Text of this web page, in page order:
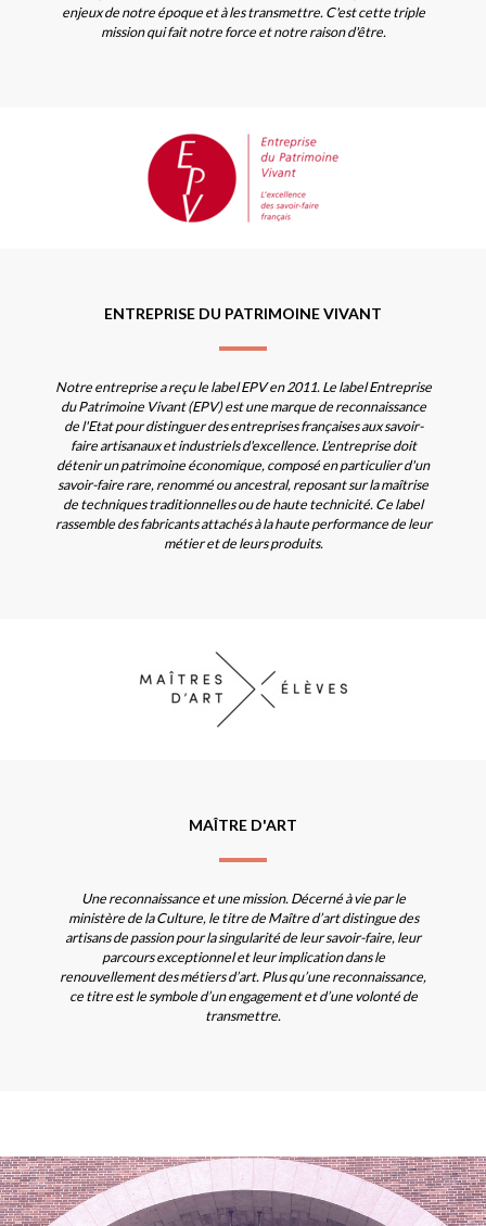
enjeux de notre époque et à les transmettre. C'est cette triple
mission qui fait notre force et notre raison d'être.
ENTREPRISE DU PATRIMOINE VIVANT
Notre entreprise a reçu le label EPV en 2011. Le label Entreprise
du Patrimoine Vivant (EPV) est une marque de reconnaissance
de l'Etat pour distinguer des entreprises françaises aux savoir-
faire artisanaux et industriels d'excellence. L'entreprise doit
détenir un patrimoine économique, composé en particulier d'un
savoir-faire rare, renommé ou ancestral, reposant sur la maîtrise
de techniques traditionnelles ou de haute technicité. Ce label
rassemble des fabricants attachés à la haute performance de leur
métier et de leurs produits.
MAÎTRE D'ART
Une reconnaissance et une mission. Décerné à vie par le
ministère de la Culture, le titre de Maître d’art distingue des
artisans de passion pour la singularité de leur savoir-faire, leur
parcours exceptionnel et leur implication dans le
renouvellement des métiers d’art. Plus qu’une reconnaissance,
ce titre est le symbole d’un engagement et d’une volonté de
transmettre.